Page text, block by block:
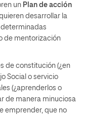
un Plan de acción
desarrollar la
de mentorización
de constitución (¿en
Social o servicio
(¿aprenderlos o
de manera minuciosa
emprender, que no